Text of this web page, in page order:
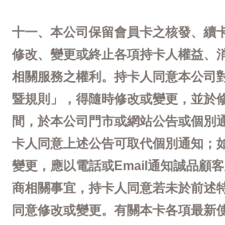
十一、本公司保留會員卡之核發、續
修改、變更或終止各項持卡人權益、
相關服務之權利。持卡人同意本公司
暨規則」，得隨時修改或變更，並於
間，於本公司門市或網站公告或個別
卡人同意上述公告可取代個別通知；
變更，應以電話或Email通知誠品顧
商相關事宜，持卡人同意若未於前述
同意修改或變更。有關本卡各項最新